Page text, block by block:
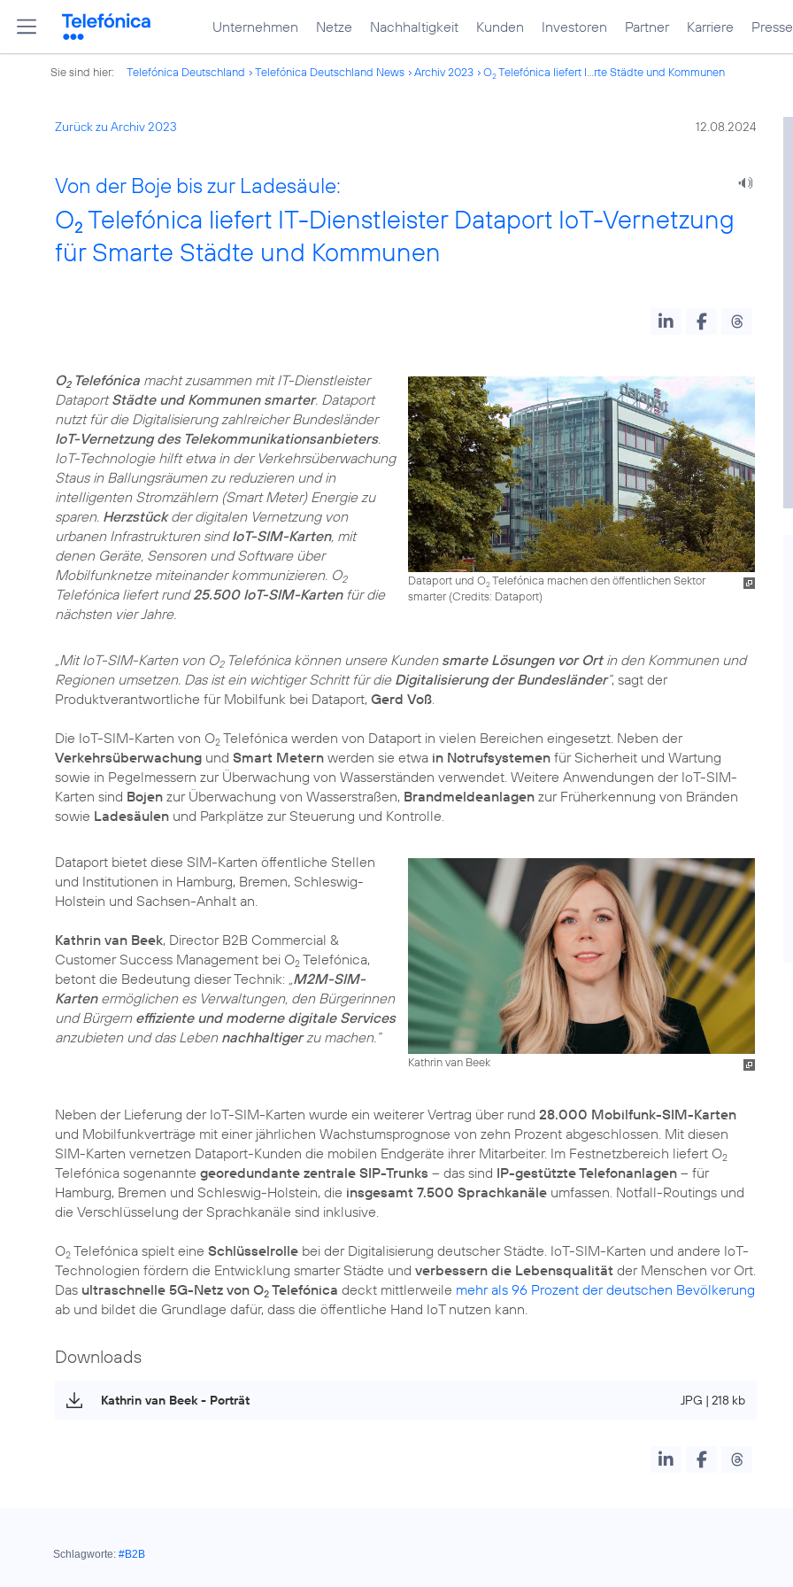
Unternehmen Netze Nachhaltigkeit Kunden Investoren Partner Karriere Presse
Sie sind hier: Telefónica Deutschland Telefónica Deutschland News Archiv 2023 O2Telefónica liefert I...rte Städte und Kommunen
Zurück zu Archiv 2023 12.08.2024
Von der Boje bis zur Ladesäule:
O2 Telefónica liefert IT-Dienstleister Dataport IoT-Vernetzung
für Smarte Städte und Kommunen
Dataport und O2Telefónica machen den öffentlichen Sektor
smarter (Credits: Dataport)
O2Telefónica macht zusammen mit IT-Dienstleister
DataportStädte und Kommunen smarter. Dataport
nutzt für die Digitalisierung zahlreicher Bundesländer
IoT-Vernetzung des Telekommunikationsanbieters.
IoT-Technologie hilft etwa in der Verkehrsüber­wachung
Staus in Ballungsräumen zu reduzieren und in
intelligenten Stromzählern (Smart Meter) Energie zu
sparen. Herzstückder digitalen Vernetzung von
urbanen Infrastrukturen sindIoT-SIM-Karten, mit
denen Geräte, Sensoren und Software über
Mobilfunknetze miteinander kommunizieren. O2
Telefónica liefert rund25.500 IoT-SIM-Kartenfür die
nächsten vier Jahre.
„Mit IoT-SIM-Karten von O2Telefónica können unsere Kunden smarte Lösungen vor Ortin den Kommunen und
Regionen umsetzen. Das ist ein wichtiger Schritt für die Digitalisierung der Bundesländer“, sagt der
Produktverantwortliche für Mobilfunk bei Dataport, Gerd Voß.
Die IoT-SIM-Karten von O2 Telefónica werden von Dataport in vielen Bereichen eingesetzt. Neben der
Verkehrsüberwachung und Smart Metern werden sie etwa in Notrufsystemen für Sicherheit und Wartung
sowie in Pegelmessern zur Überwachung von Wasserständen verwendet. Weitere Anwendungen der IoT-SIM-
Karten sind Bojen zur Überwachung von Wasserstraßen, Brandmeldeanlagen zur Früherkennung von Bränden
sowie Ladesäulen und Parkplätze zur Steuerung und Kontrolle.
Kathrin van Beek
Dataport bietet diese SIM-Karten öffentliche Stellen
und Institutionen in Hamburg, Bremen, Schleswig-
Holstein und Sachsen-Anhalt an.
Kathrin van Beek, Director B2B Commercial &
Customer Success Management bei O2 Telefónica,
betont die Bedeutung dieser Technik: „M2M-SIM-
Kartenermöglichen es Verwaltungen, den Bürgerinnen
und Bürgern effiziente und moderne digitale Services
anzubieten und das Leben nachhaltigerzu machen.“
Neben der Lieferung der IoT-SIM-Karten wurde ein weiterer Vertrag über rund 28.000 Mobilfunk-SIM-Karten
und Mobilfunkverträge mit einer jährlichen Wachstumsprognose von zehn Prozent abgeschlossen. Mit diesen
SIM-Karten vernetzen Dataport-Kunden die mobilen Endgeräte ihrer Mitarbeiter. Im Festnetzbereich liefert O2
Telefónica sogenannte georedundante zentrale SIP-Trunks – das sind IP-gestützte Telefonanlagen – für
Hamburg, Bremen und Schleswig-Holstein, die insgesamt 7.500 Sprachkanäle umfassen. Notfall-Routings und
die Verschlüsselung der Sprachkanäle sind inklusive.
O2 Telefónica spielt eine Schlüsselrolle bei der Digitalisierung deutscher Städte. IoT-SIM-Karten und andere IoT-
Technologien fördern die Entwicklung smarter Städte und verbessern die Lebensqualität der Menschen vor Ort.
Das ultraschnelle 5G-Netz von O2 Telefónica deckt mittlerweile mehr als 96 Prozent der deutschen Bevölkerung
ab und bildet die Grundlage dafür, dass die öffentliche Hand IoT nutzen kann.
Downloads
Kathrin van Beek - Porträt JPG | 218 kb
Schlagworte: #B2B